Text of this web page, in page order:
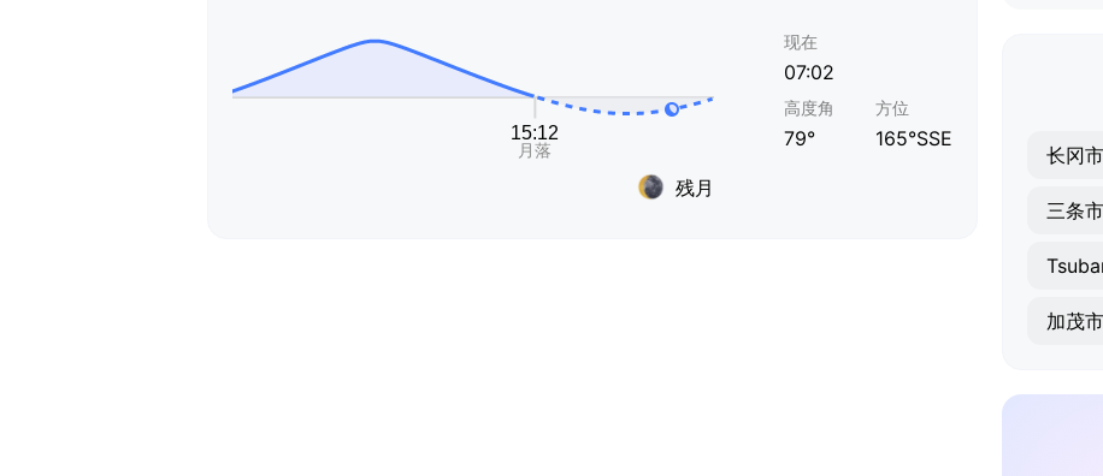
残月
现在
07:02
高度角
79°
方位
165°SSE
长冈市
三条市
加茂市